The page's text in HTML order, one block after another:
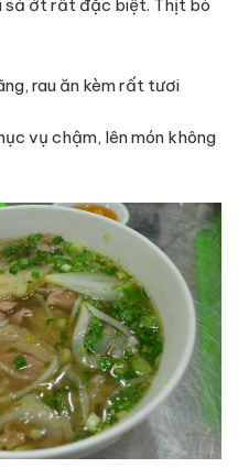
sả ớt rất đặc biệt. Thịt bò
rau ăn kèm rất tươi
vụ chậm, lên món không